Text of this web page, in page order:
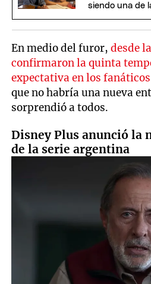
siendo una de
En medio del furor,desde
confirmaron la quinta
expectativa en los fanáticos
que no habría una nueva
sorprendió a todos.
Disney Plus anunció la
de la serie argentina